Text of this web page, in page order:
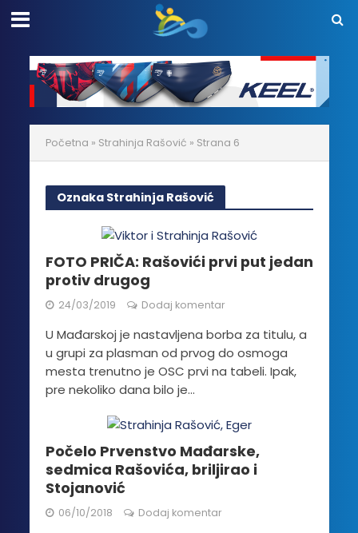
Početna » Strahinja Rašović » Strana 6
Oznaka Strahinja Rašović
FOTO PRIČA: Rašovići prvi put jedan
protiv drugog
24/03/2019 Dodaj komentar
U Mađarskoj je nastavljena borba za titulu, a
u grupi za plasman od prvog do osmoga
mesta trenutno je OSC prvi na tabeli. Ipak,
pre nekoliko dana bilo je...
Počelo Prvenstvo Mađarske,
sedmica Rašovića, briljirao i
Stojanović
06/10/2018 Dodaj komentar